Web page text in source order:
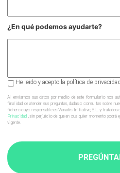
¿En qué podemos ayudarte?
Al
sus
datos
por
medio
este
formulario
nos
autoriza
He leido y acepto la política de privacidad
Al enviarnos sus datos por medio de este formulario nos
finalidad de atender sus preguntas, dudas o consultas sobre
fichero cuyo responsable es Vanadis Initiative, S.L. y tratados
Privacidad , sin perjuicio de que en cualquier momento
vigente.